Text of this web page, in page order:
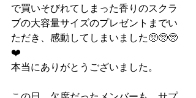
で買いそびれてしまった香りのスクラ
ブの大容量サイズのプレゼントまでい
ただき、感動してしまいました🥺🥺🥺
❤️
本当にありがとうございました。